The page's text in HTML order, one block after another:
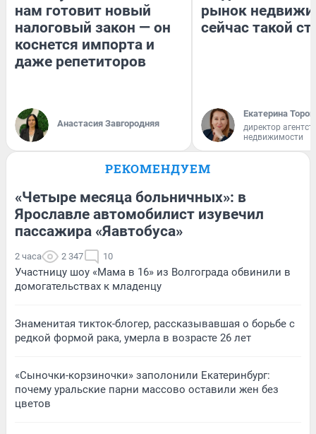
нам готовит новый
налоговый закон — он
коснется импорта и
даже репетиторов
Анастасия Завгородняя
рынок
сейчас такой
Екатерина
директор
недвижимости
РЕКОМЕНДУЕМ
«Четыре месяца больничных»: в
Ярославле автомобилист изувечил
пассажира «Яавтобуса»
2 часа 2 347 10
Участницу шоу «Мама в 16» из Волгограда обвинили в
домогательствах к младенцу
Знаменитая тикток-блогер, рассказывавшая о борьбе с
редкой формой рака, умерла в возрасте 26 лет
«Сыночки-корзиночки» заполонили Екатеринбург:
почему уральские парни массово оставили жен без
цветов